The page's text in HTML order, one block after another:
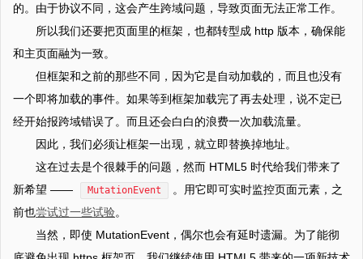
的。由于协议不同，这会产生跨域问题，导致页面无法正常工作。
所以我们还要把页面里的框架，也都转型成 http 版本，确保能
和主页面融为一致。
但框架和之前的那些不同，因为它是自动加载的，而且也没有
一个即将加载的事件。如果等到框架加载完了再去处理，说不定已
经开始报跨域错误了。而且还会白白的浪费一次加载流量。
因此，我们必须让框架一出现，就立即替换掉地址。
这在过去是个很棘手的问题，然而 HTML5 时代给我们带来了
新希望 ——
MutationEvent
。用它即可实时监控页面元素，之
前也尝试过一些试验。
当然，即使 MutationEvent，偶尔也会有延时遗漏。为了能彻